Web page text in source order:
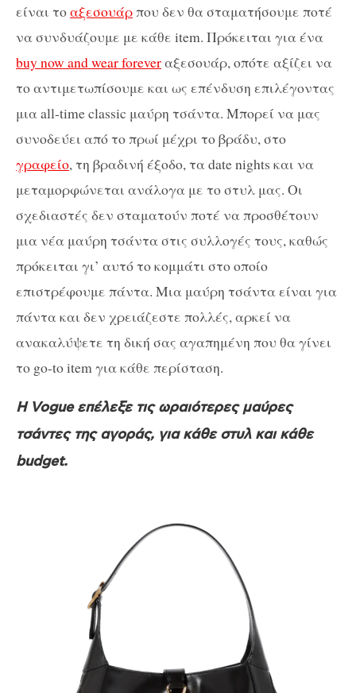
είναι τοαξεσουάρπου δεν θα σταματήσουμε ποτέ
να συνδυάζουμε με κάθε item. Πρόκειται για ένα
buy now and wear foreverαξεσουάρ, οπότε αξίζει να
το αντιμετωπίσουμε και ως επένδυση επιλέγοντας
μια all-time classic μαύρη τσάντα. Μπορεί να μας
συνοδεύει από το πρωί μέχρι το βράδυ, στο
γραφείο, τη βραδινή έξοδο, τα date nights και να
μεταμορφώνεται ανάλογα με το στυλ μας. Οι
σχεδιαστές δεν σταματούν ποτέ να προσθέτουν
μια νέα μαύρη τσάντα στις συλλογές τους, καθώς
πρόκειται γι’ αυτό το κομμάτι στο οποίο
επιστρέφουμε πάντα. Μια μαύρη τσάντα είναι για
πάντα και δεν χρειάζεστε πολλές, αρκεί να
ανακαλύψετε τη δική σας αγαπημένη που θα γίνει
το go-to item για κάθε περίσταση.
Η Vogue επέλεξε τις ωραιότερες μαύρες
τσάντες της αγοράς, για κάθε στυλ και κάθε
budget.